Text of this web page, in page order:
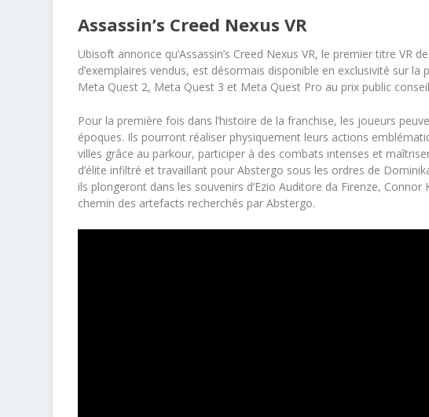
Assassin’s Creed Nexus VR
Ubisoft annonce qu’Assassin’s Creed Nexus VR, le premier titre VR
d’exemplaires vendus, est désormais disponible en exclusivité sur
Meta Quest 2, Meta Quest 3 et Meta Quest Pro au prix public
Pour la première fois dans l’histoire de la franchise, les joueurs
époques. Ils pourront réaliser physiquement leurs actions
villes grâce au parkour, participer à des combats intenses et
d’élite infiltré et travaillant pour Abstergo sous les ordres de
ils plongeront dans les souvenirs d‘Ezio Auditore da Firenze,
chemin des artefacts recherchés par Abstergo.